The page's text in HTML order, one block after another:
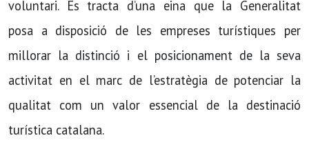
voluntari. Es tracta d’una eina que la Generalitat
posa a disposició de les empreses turístiques per
millorar la distinció i el posicionament de la seva
activitat en el marc de l’estratègia de potenciar la
qualitat com un valor essencial de la destinació
turística catalana.